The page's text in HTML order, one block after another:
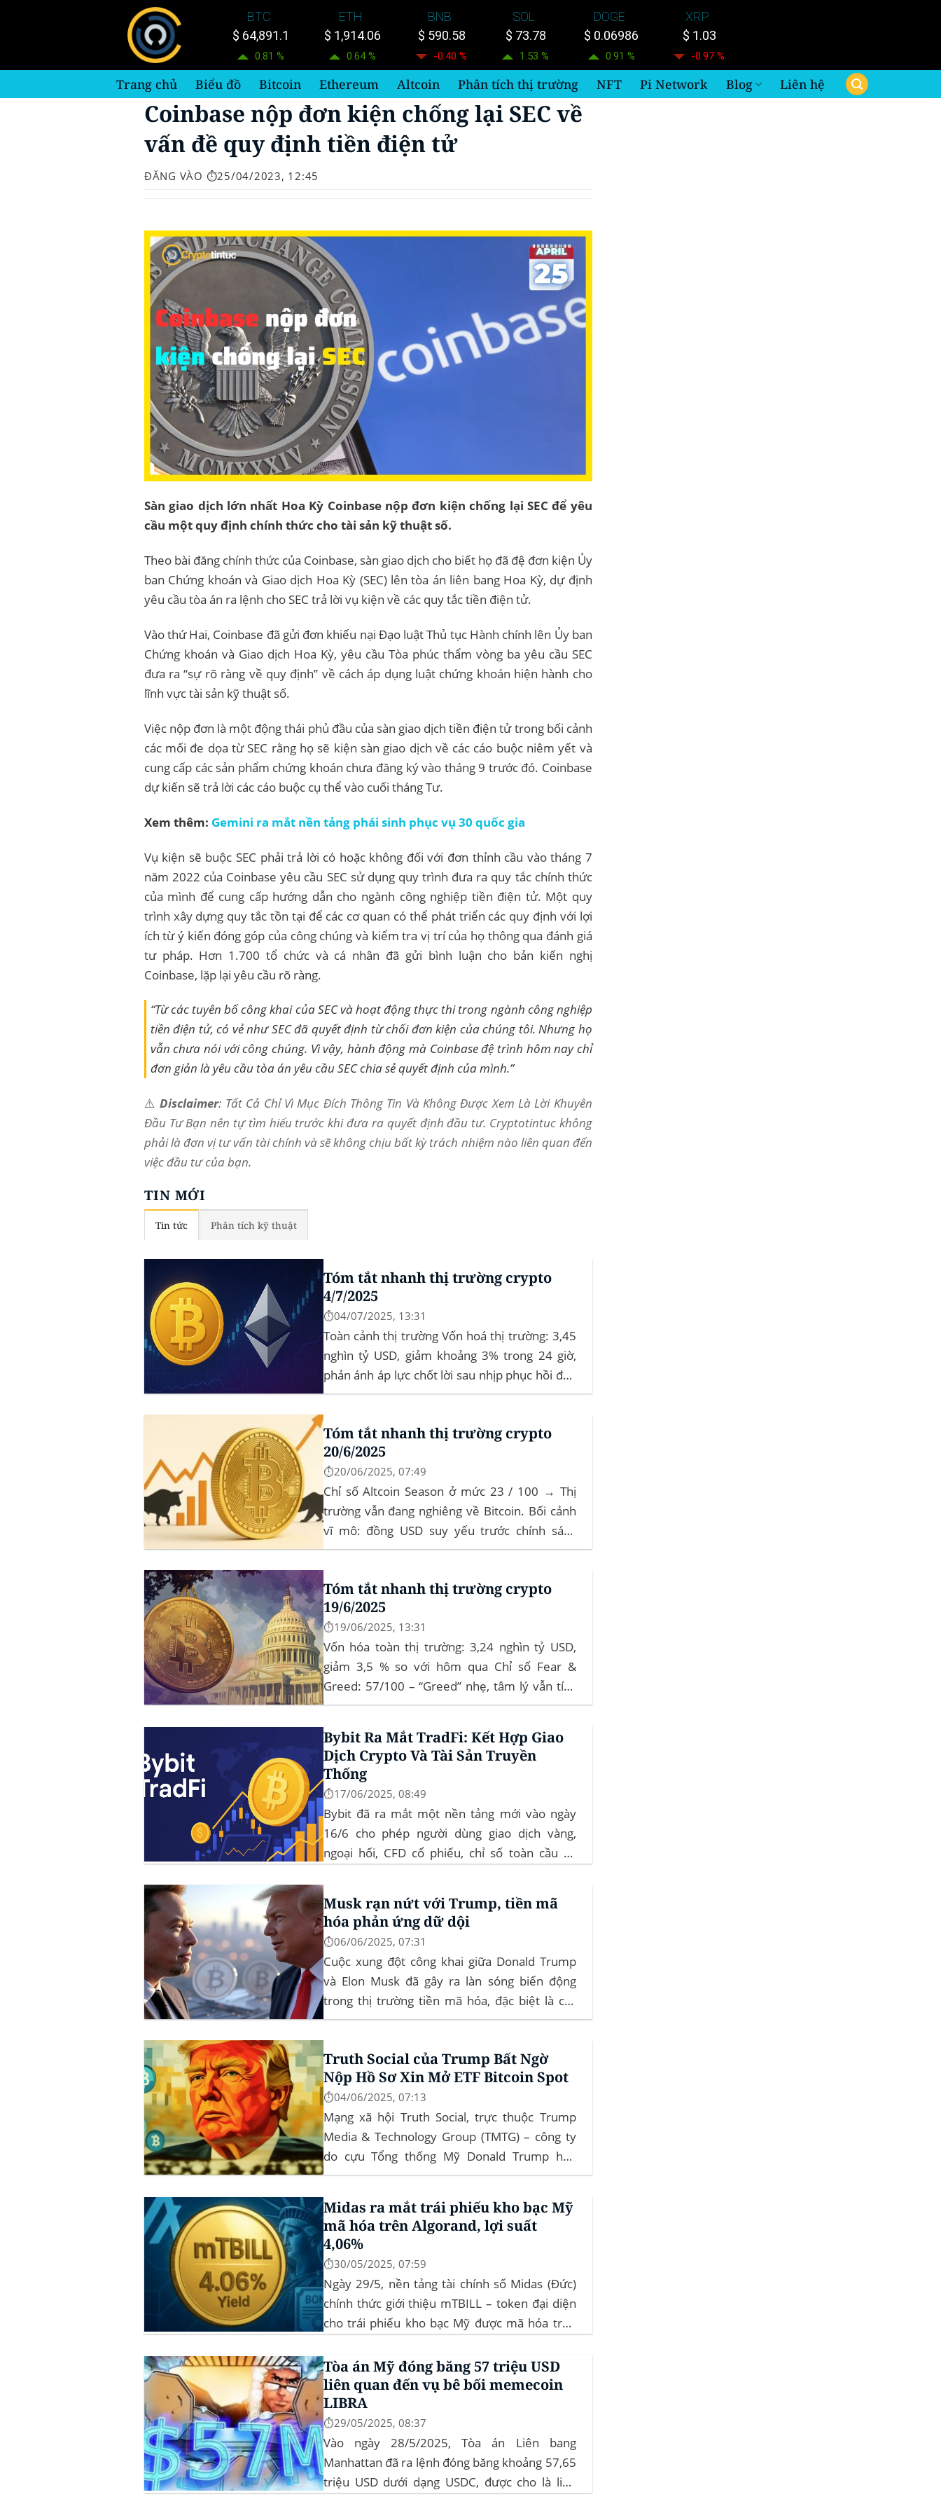
BTC
$ 64,891.1
0.81 %
ETH
$ 1,914.06
0.64 %
BNB
$ 590.58
-0.40 %
SOL
$ 73.78
1.53 %
DOGE
$ 0.06986
0.91 %
XRP
$ 1.03
-0.97 %
Trang chủ Biểu đồ Bitcoin Ethereum Altcoin Phân tích thị trường NFT Pi Network Blog Liên hệ
Coinbase nộp đơn kiện chống lại SEC về
vấn đề quy định tiền điện tử
ĐĂNG VÀO ⏱️25/04/2023, 12:45
Sàn giao dịch lớn nhất Hoa Kỳ Coinbase nộp đơn kiện chống lại SEC để yêu
cầu một quy định chính thức cho tài sản kỹ thuật số.
Theo bài đăng chính thức của Coinbase, sàn giao dịch cho biết họ đã đệ đơn kiện Ủy
ban Chứng khoán và Giao dịch Hoa Kỳ (SEC) lên tòa án liên bang Hoa Kỳ, dự định
yêu cầu tòa án ra lệnh cho SEC trả lời vụ kiện về các quy tắc tiền điện tử.
Vào thứ Hai, Coinbase đã gửi đơn khiếu nại Đạo luật Thủ tục Hành chính lên Ủy ban
Chứng khoán và Giao dịch Hoa Kỳ, yêu cầu Tòa phúc thẩm vòng ba yêu cầu SEC
đưa ra “sự rõ ràng về quy định” về cách áp dụng luật chứng khoán hiện hành cho
lĩnh vực tài sản kỹ thuật số.
Việc nộp đơn là một động thái phủ đầu của sàn giao dịch tiền điện tử trong bối cảnh
các mối đe dọa từ SEC rằng họ sẽ kiện sàn giao dịch về các cáo buộc niêm yết và
cung cấp các sản phẩm chứng khoán chưa đăng ký vào tháng 9 trước đó. Coinbase
dự kiến ​​​​sẽ trả lời các cáo buộc cụ thể vào cuối tháng Tư.
Xem thêm: Gemini ra mắt nền tảng phái sinh phục vụ 30 quốc gia
Vụ kiện sẽ buộc SEC phải trả lời có hoặc không đối với đơn thỉnh cầu vào tháng 7
năm 2022 của Coinbase yêu cầu SEC sử dụng quy trình đưa ra quy tắc chính thức
của mình để cung cấp hướng dẫn cho ngành công nghiệp tiền điện tử. Một quy
trình xây dựng quy tắc tồn tại để các cơ quan có thể phát triển các quy định với lợi
ích từ ý kiến ​​đóng góp của công chúng và kiểm tra vị trí của họ thông qua đánh giá
tư pháp. Hơn 1.700 tổ chức và cá nhân đã gửi bình luận cho bản kiến ​​​​nghị
Coinbase, lặp lại yêu cầu rõ ràng.
“Từ các tuyên bố công khai của SEC và hoạt động thực thi trong ngành công nghiệp
tiền điện tử, có vẻ như SEC đã quyết định từ chối đơn kiện của chúng tôi. Nhưng họ
vẫn chưa nói với công chúng. Vì vậy, hành động mà Coinbase đệ trình hôm nay chỉ
đơn giản là yêu cầu tòa án yêu cầu SEC chia sẻ quyết định của mình.”
⚠️Disclaimer: Tất Cả Chỉ Vì Mục Đích Thông Tin Và Không Được Xem Là Lời Khuyên
Đầu Tư Bạn nên tự tìm hiểu trước khi đưa ra quyết định đầu tư. Cryptotintuc không
phải là đơn vị tư vấn tài chính và sẽ không chịu bất kỳ trách nhiệm nào liên quan đến
việc đầu tư của bạn.
TIN MỚI
Tin tức Phân tích kỹ thuật
Tóm tắt nhanh thị trường crypto
4/7/2025
⏱️04/07/2025, 13:31
Toàn cảnh thị trường Vốn hoá thị trường: 3,45
nghìn tỷ USD, giảm khoảng 3% trong 24 giờ,
phản ánh áp lực chốt lời sau nhịp phục hồi đầu
tháng‍ Bitcoin dominance: ở mức 63%, giữ
vững vai trò dẫn dắt khi altcoin điều chỉnh nhẹ.
Tin tức nổi bật...
Tóm tắt nhanh thị trường crypto
20/6/2025
⏱️20/06/2025, 07:49
Chỉ số Altcoin Season ở mức 23 / 100 → Thị
trường vẫn đang nghiêng về Bitcoin. Bối cảnh
vĩ mô: đồng USD suy yếu trước chính sách
“Trumponomics”, nhà đầu tư tìm đến vàng và
crypto như “nơi trú ẩn” mới. Sự kiện Chi tiết
Hack 100 triệu USD...
Tóm tắt nhanh thị trường crypto
19/6/2025
⏱️19/06/2025, 13:31
Vốn hóa toàn thị trường: 3,24 nghìn tỷ USD,
giảm 3,5 % so với hôm qua Chỉ số Fear &
Greed: 57/100 – “Greed” nhẹ, tâm lý vẫn tích
cực Xu hướng: BTC giữ vững 104 k USD sẽ
củng cố đà đi ngang-tích lũy, tạo bàn đạp cho
altcoin...
Bybit Ra Mắt TradFi: Kết Hợp Giao
Dịch Crypto Và Tài Sản Truyền
Thống
⏱️17/06/2025, 08:49
Bybit đã ra mắt một nền tảng mới vào ngày
16/6 cho phép người dùng giao dịch vàng,
ngoại hối, CFD cổ phiếu, chỉ số toàn cầu và
đây là lần đầu tiên một sàn giao dịch tiền mã
hóa...
Musk rạn nứt với Trump, tiền mã
hóa phản ứng dữ dội
⏱️06/06/2025, 07:31
Cuộc xung đột công khai giữa Donald Trump
và Elon Musk đã gây ra làn sóng biến động
trong thị trường tiền mã hóa, đặc biệt là các
đồng meme coin. Elon Musk rời khỏi D.O.G.E.
(Department of Government Efficiency) và chỉ
trích dự luật “Big Beautiful Bill” của Trump,...
Truth Social của Trump Bất Ngờ
Nộp Hồ Sơ Xin Mở ETF Bitcoin Spot
⏱️04/06/2025, 07:13
Mạng xã hội Truth Social, trực thuộc Trump
Media & Technology Group (TMTG) – công ty
do cựu Tổng thống Mỹ Donald Trump hậu
thuẫn – vừa chính thức đệ trình hồ sơ lên Ủy
ban Chứng khoán và Giao dịch Mỹ (SEC) để xin
phê duyệt quỹ ETF Bitcoin...
Midas ra mắt trái phiếu kho bạc Mỹ
mã hóa trên Algorand, lợi suất
4,06%
⏱️30/05/2025, 07:59
Ngày 29/5, nền tảng tài chính số Midas (Đức)
chính thức giới thiệu mTBILL – token đại diện
cho trái phiếu kho bạc Mỹ được mã hóa trên
4,06%/năm mà không yêu cầu mức đầu tư tối
thiểu. mTBILL được bảo chứng bằng...
Tòa án Mỹ đóng băng 57 triệu USD
liên quan đến vụ bê bối memecoin
LIBRA
⏱️29/05/2025, 08:37
Vào ngày 28/5/2025, Tòa án Liên bang
Manhattan đã ra lệnh đóng băng khoảng 57,65
triệu USD dưới dạng USDC, được cho là liên